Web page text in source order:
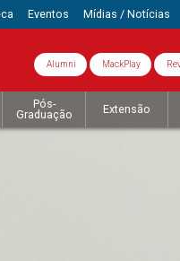
Eventos Mídias / Notícias
Alumni MackPlay
Pós-
Graduação
Extensão